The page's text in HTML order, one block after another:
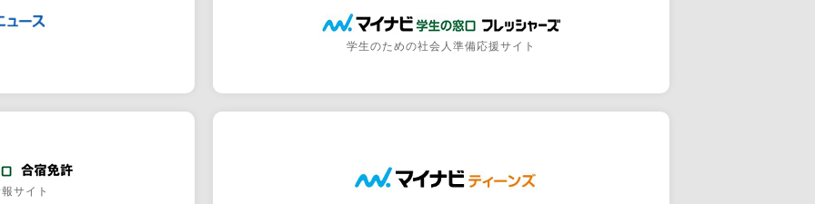
学生のための社会人準備応援サイト
サイト